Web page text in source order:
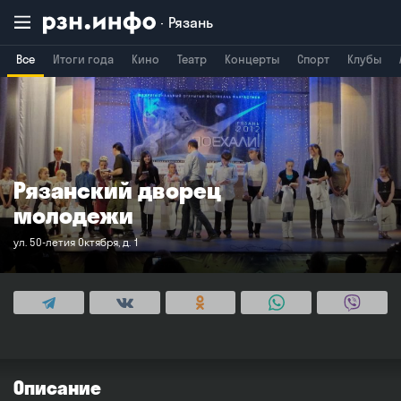
Рязань
Все Итоги года Кино Театр Концерты Спорт Клубы
Владимир Брянск
Рязанский дворец
молодежи
ул. 50-летия Октября, д. 1
Описание